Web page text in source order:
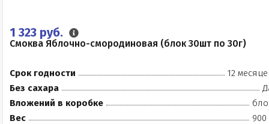
1 323 руб.
Смоква Яблочно-смородиновая (блок 30шт по 30г)
Срок годности
12
Без сахара
Вложений в коробке
Вес
900